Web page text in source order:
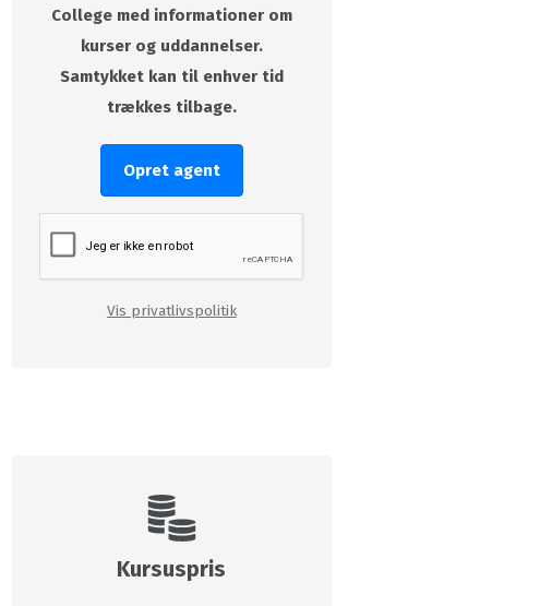
College med informationer om
kurser og uddannelser.
Samtykket kan til enhver tid
trækkes tilbage.
Opret agent
Vis privatlivspolitik
Kursuspris